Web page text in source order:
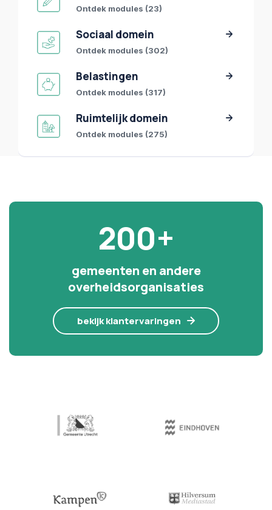
Ontdek modules (23)
Sociaal domein
Ontdek modules (302)
Belastingen
Ontdek modules (317)
Ruimtelijk domein
Ontdek modules (275)
200+
gemeenten en andere
overheidsorganisaties
bekijk klantervaringen